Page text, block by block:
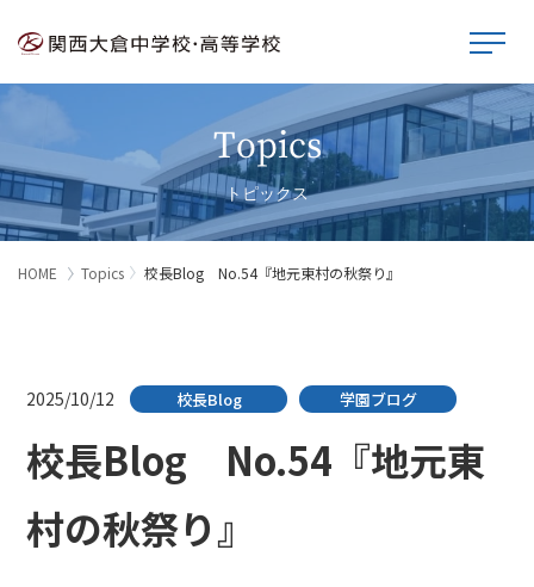
Topics
トピックス
HOME Topics 校長Blog No.54『地元東村の秋祭り』
2025/10/12 校長Blog 学園ブログ
校長Blog No.54『地元東
村の秋祭り』